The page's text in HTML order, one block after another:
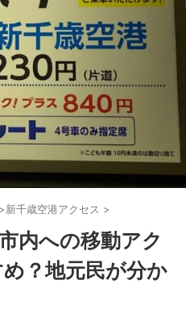
>新千歳空港アクセス >
内への移動アク
？地元民が分か